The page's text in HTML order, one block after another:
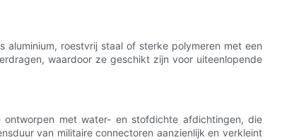
roestvrij staal of sterke polymeren met een
waardoor ze geschikt zijn voor uiteenlopende
met water- en stofdichte afdichtingen, die
van militaire connectoren aanzienlijk en verkleint